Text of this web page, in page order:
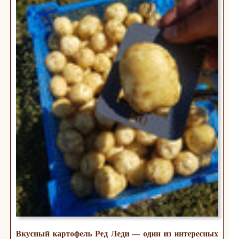
Вкусный картофель Ред Леди — один из интересных